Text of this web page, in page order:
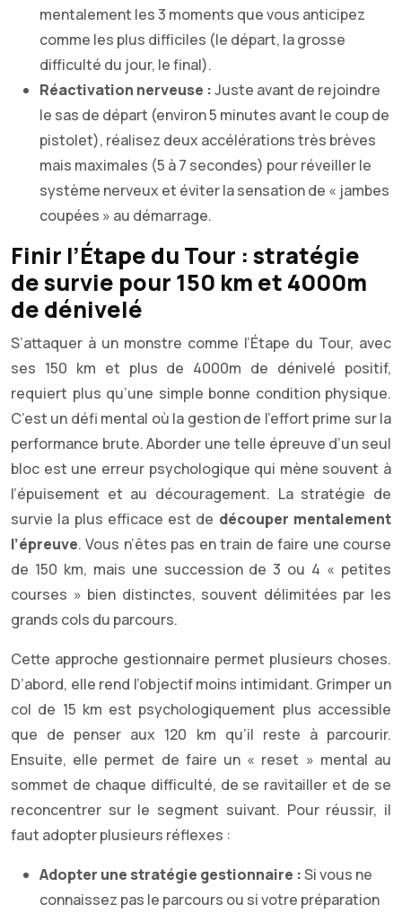
mentalement les 3 moments que vous anticipez
comme les plus difficiles (le départ, la grosse
difficulté du jour, le final).
Réactivation nerveuse :Juste avant de rejoindre
le sas de départ (environ 5 minutes avant le coup de
pistolet), réalisez deux accélérations très brèves
mais maximales (5 à 7 secondes) pour réveiller le
système nerveux et éviter la sensation de « jambes
coupées » au démarrage.
Finir l’Étape du Tour : stratégie
de survie pour 150 km et 4000m
de dénivelé
S’attaquer à un monstre comme l’Étape du Tour, avec
ses 150 km et plus de 4000m de dénivelé positif,
requiert plus qu’une simple bonne condition physique.
C’est un défi mental où la gestion de l’effort prime sur la
performance brute. Aborder une telle épreuve d’un seul
bloc est une erreur psychologique qui mène souvent à
l’épuisement et au découragement. La stratégie de
survie la plus efficace est de découper mentalement
l’épreuve. Vous n’êtes pas en train de faire une course
de 150 km, mais une succession de 3 ou 4 « petites
courses » bien distinctes, souvent délimitées par les
grands cols du parcours.
Cette approche gestionnaire permet plusieurs choses.
D’abord, elle rend l’objectif moins intimidant. Grimper un
col de 15 km est psychologiquement plus accessible
que de penser aux 120 km qu’il reste à parcourir.
Ensuite, elle permet de faire un « reset » mental au
sommet de chaque difficulté, de se ravitailler et de se
reconcentrer sur le segment suivant. Pour réussir, il
faut adopter plusieurs réflexes :
Adopter une stratégie gestionnaire :Si vous ne
connaissez pas le parcours ou si votre préparation